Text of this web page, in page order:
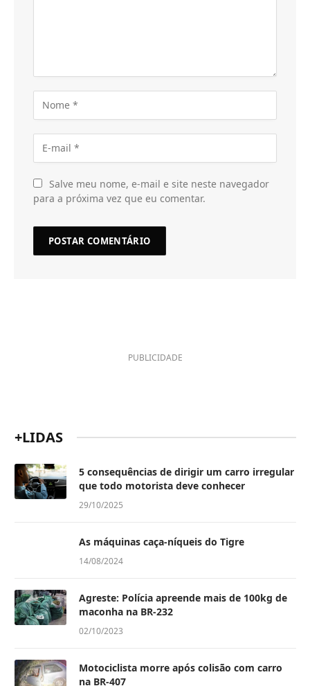
Salve meu nome, e-mail e site neste navegador
para a próxima vez que eu comentar.
PUBLICIDADE
+LIDAS
5 consequências de dirigir um carro irregular
que todo motorista deve conhecer
29/10/2025
As máquinas caça-níqueis do Tigre
14/08/2024
Agreste: Polícia apreende mais de 100kg de
maconha na BR-232
02/10/2023
Motociclista morre após colisão com carro
na BR-407